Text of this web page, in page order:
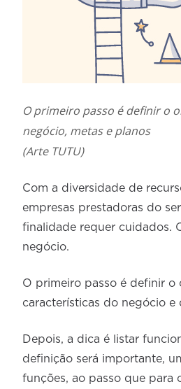
O primeiro passo é definir o
negócio, metas e planos
(Arte TUTU)
Com a diversidade de
empresas prestadoras do
finalidade requer cuidados.
negócio.
O primeiro passo é definir o
características do negócio e
Depois, a dica é listar
definição será importante,
funções, ao passo que para